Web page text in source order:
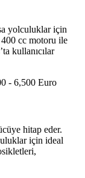
yolculuklar için
cc motoru ile
kullanıcılar
- 6,500 Euro
hitap eder.
için ideal